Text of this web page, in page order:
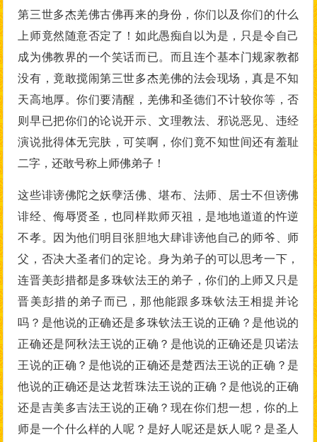
第三世多杰羌佛古佛再来的身份，你们以及你们的什么
上师竟然随意否定了！如此愚痴自以为是，只是令自己
成为佛教界的一个笑话而已。而且连个基本门规家教都
没有，竟敢搅闹第三世多杰羌佛的法会现场，真是不知
天高地厚。你们要清醒，羌佛和圣德们不计较你等，否
则早已把你们的论说开示、文理教法、邪说恶见、违经
演说批得体无完肤，可笑啊，你们竟不知世间还有羞耻
二字，还敢号称上师佛弟子！
这些诽谤佛陀之妖孽活佛、堪布、法师、居士不但谤佛
诽经、侮辱贤圣，也同样欺师灭祖，是地地道道的忤逆
不孝。因为他们明目张胆地大肆诽谤他自己的师爷、师
父，否决大圣者们的定论。身为弟子的可以思考一下，
连晋美彭措都是多珠钦法王的弟子，你们的上师又只是
晋美彭措的弟子而已，那他能跟多珠钦法王相提并论
吗？是他说的正确还是多珠钦法王说的正确？是他说的
正确还是阿秋法王说的正确？是他说的正确还是贝诺法
王说的正确？是他说的正确还是楚西法王说的正确？是
他说的正确还是达龙哲珠法王说的正确？是他说的正确
还是吉美多吉法王说的正确？现在你们想一想，你的上
师是一个什么样的人呢？是好人呢还是妖人呢？是圣人